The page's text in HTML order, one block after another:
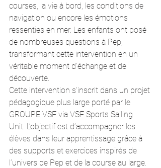
courses, la vie à bord, les conditions de
navigation ou encore les émotions
ressenties en mer. Les enfants ont posé
de nombreuses questions à Pep,
transformant cette intervention en un
véritable moment d’échange et de
découverte.
Cette intervention s’inscrit dans un projet
pédagogique plus large porté par le
GROUPE VSF via VSF Sports Sailing
Unit. L’objectif est d’accompagner les
élèves dans leur apprentissage grâce à
des supports et exercices inspirés de
l’univers de Pep et de la course au large.